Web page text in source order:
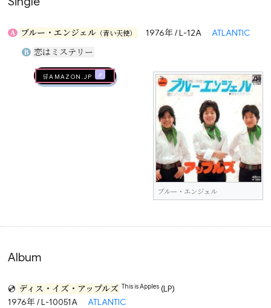
A ブルー・エンジェル （青い天使） 1976年 / L-12A ATLANTIC
B 恋はミステリー
ブルー・エンジェル
🛒AMAZON.jp
Album
💿 ディス・イズ・アップルズ This is Apples (LP)
1976年 / L-10051A
ATLANTIC